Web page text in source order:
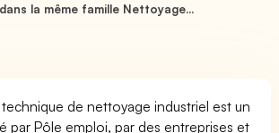
la même famille Nettoyage...
de nettoyage industriel est un
par Pôle emploi, par des entreprises et